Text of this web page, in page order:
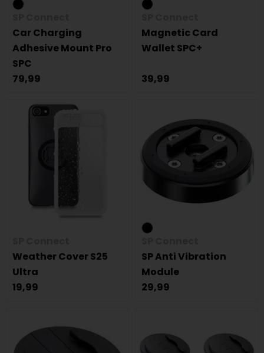
Car Charging
Adhesive Mount Pro
SPC
79,99
Magnetic Card
Wallet SPC+
39,99
Weather Cover S25
Ultra
19,99
SP Anti Vibration
Module
29,99